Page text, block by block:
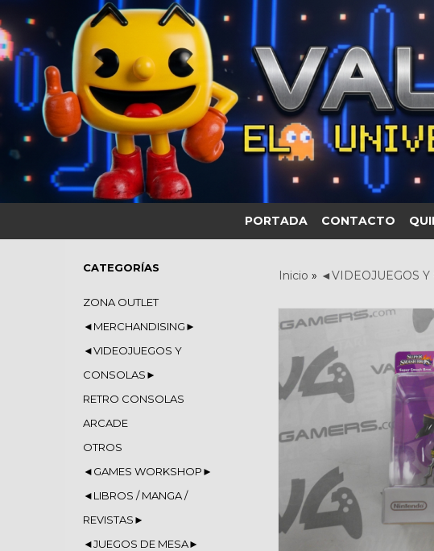
PORTADA CONTACTO
CATEGORÍAS
ZONA OUTLET
◄MERCHANDISING►
◄VIDEOJUEGOS Y
CONSOLAS►
RETRO CONSOLAS
ARCADE
OTROS
◄GAMES WORKSHOP►
◄LIBROS / MANGA /
REVISTAS►
◄JUEGOS DE MESA►
Inicio » ◄VIDEOJUEGOS